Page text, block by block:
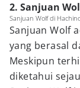
2. Sanjuan
Sanjuan Wolf di
Sanjuan Wolf
yang berasal
Meskipun
diketahui